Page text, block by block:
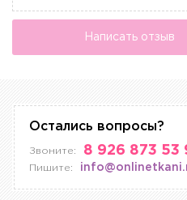
Написать отзыв
Остались вопросы?
Звоните: 8 926 873 53
Пишите: